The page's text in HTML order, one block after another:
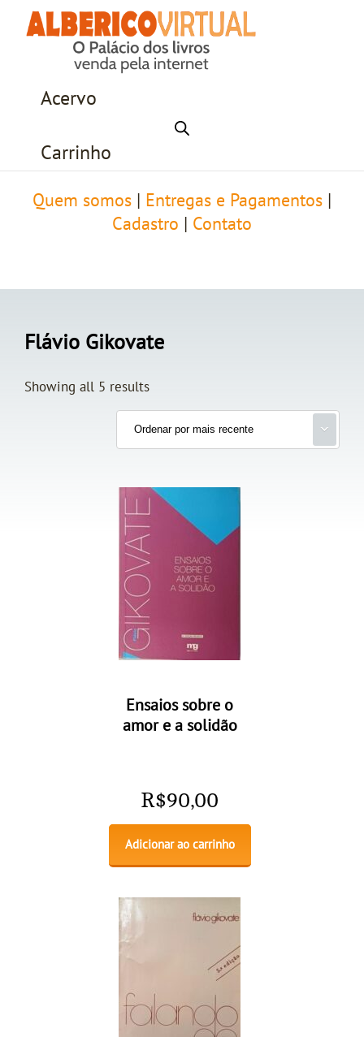
Acervo
Carrinho
Quem somos Entregas e Pagamentos
Cadastro
Contato
Flávio Gikovate
Showing all 5 results
Ensaios sobre o
amor e a solidão
R$90,00
Adicionar ao carrinho